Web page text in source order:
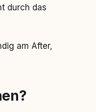
durch das
am After,